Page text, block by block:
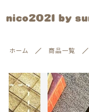
ホーム 商品一覧
カートに商品を追
かっこ
サイズ
カラー
カテゴリー